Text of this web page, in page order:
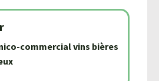
commercial vins bières